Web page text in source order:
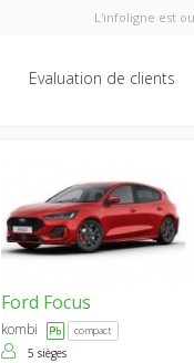
L'infoligne est
Evaluation de clients
Ford Focus
kombi compact
5 sièges